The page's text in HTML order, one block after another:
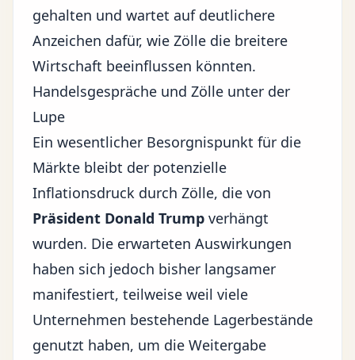
gehalten und wartet auf deutlichere
Anzeichen dafür, wie Zölle die breitere
Wirtschaft beeinflussen könnten.
Handelsgespräche und Zölle unter der
Lupe
Ein wesentlicher Besorgnispunkt für die
Märkte bleibt der potenzielle
Inflationsdruck durch Zölle, die von
Präsident Donald Trump verhängt
wurden. Die erwarteten Auswirkungen
haben sich jedoch bisher langsamer
manifestiert, teilweise weil viele
Unternehmen bestehende Lagerbestände
genutzt haben, um die Weitergabe